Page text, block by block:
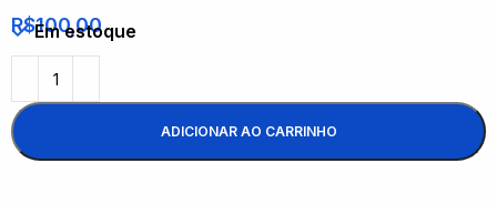
R$100,00
Em estoque
ADICIONAR AO CARRINHO